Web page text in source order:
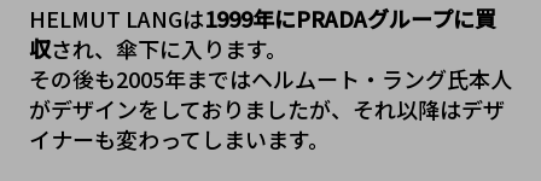
HELMUT LANGは1999年にPRADAグループに買
収され、傘下に入ります。
その後も2005年までは﻿ヘルムート・ラング氏本人
がデザインをしておりましたが、それ以降はデザ
イナーも変わってしまいます。